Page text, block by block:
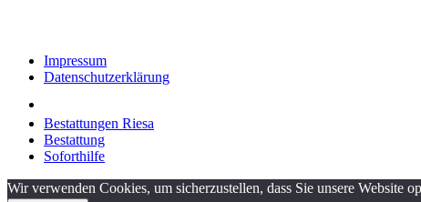
Impressum
Datenschutzerklärung
Bestattungen Riesa
Bestattung
Soforthilfe
Wir verwenden Cookies, um sicherzustellen, dass Sie unsere Website